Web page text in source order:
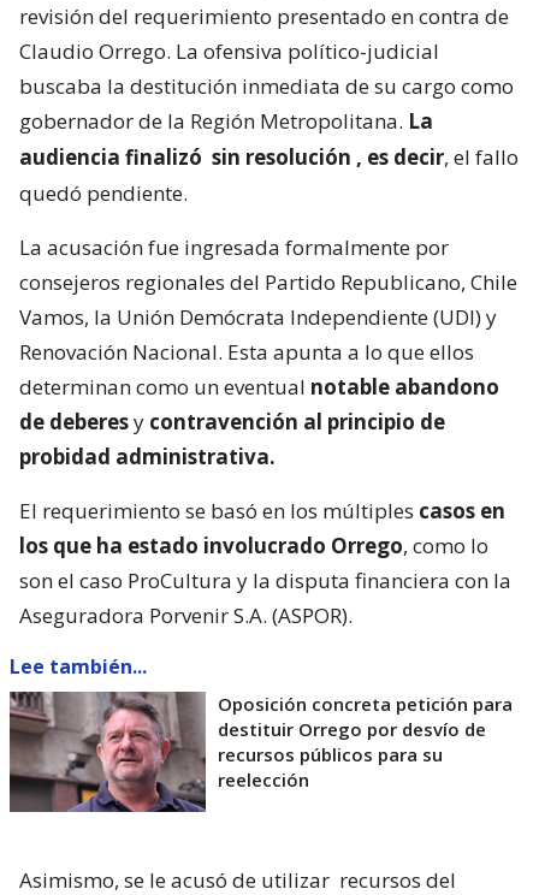
revisión del requerimiento presentado en contra de
Claudio Orrego. La ofensiva político-judicial
buscaba la destitución inmediata de su cargo como
gobernador de la Región Metropolitana. La
audiencia finalizó sin resolución , es decir, el fallo
quedó pendiente.
La acusación fue ingresada formalmente por
consejeros regionales del Partido Republicano, Chile
Vamos, la Unión Demócrata Independiente (UDI) y
Renovación Nacional. Esta apunta a lo que ellos
determinan como un eventual notable abandono
de deberesy contravención al principio de
probidad administrativa.
El requerimiento se basó en los múltiples casos en
los que ha estado involucrado Orrego, como lo
son el caso ProCultura y la disputa financiera con la
Aseguradora Porvenir S.A. (ASPOR).
Lee también...
Oposición concreta petición para
destituir Orrego por desvío de
recursos públicos para su
reelección
Asimismo, se le acusó de utilizar recursos del